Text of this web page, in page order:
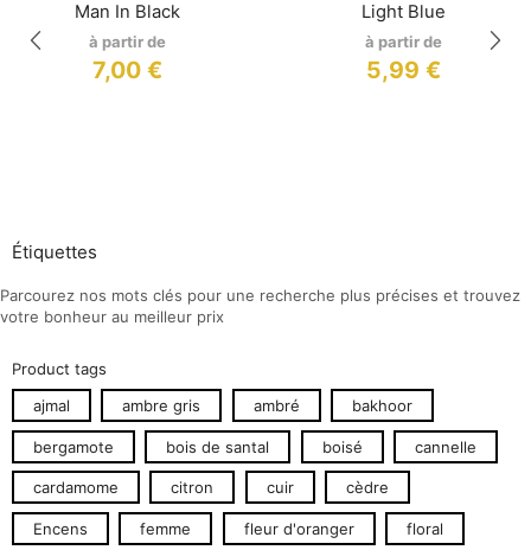
Man In Black
à partir de
7,00 €
Light Blue
à partir de
5,99€
Étiquettes
Parcourez nos mots clés pour une recherche plus précises et trouvez
votre bonheur au meilleur prix
Product tags
ajmal
ambre gris ambré bakhoor
bergamote bois de santal boisé cannelle
cardamome citron cuir cèdre
Encens femme fleur d'oranger floral